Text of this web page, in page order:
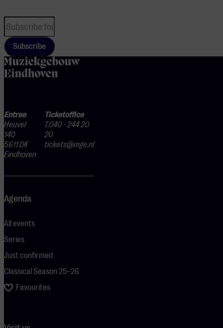
Subscribe
Entree
Heuvel
140
5611 DK
Eindhoven
Ticketoffice
T.040 - 244 20
20
tickets@mge.nl
Agenda
All events
Series
Just confirmed
Classical Season 25–26
Favourites